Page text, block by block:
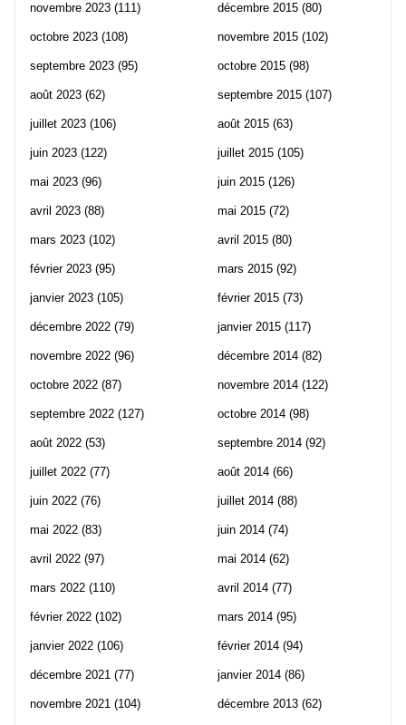
novembre 2023 (111)
octobre 2023 (108)
septembre 2023 (95)
août 2023 (62)
juillet 2023 (106)
juin 2023 (122)
mai 2023 (96)
avril 2023 (88)
mars 2023 (102)
février 2023 (95)
janvier 2023 (105)
décembre 2022 (79)
novembre 2022 (96)
octobre 2022 (87)
septembre 2022 (127)
août 2022 (53)
juillet 2022 (77)
juin 2022 (76)
mai 2022 (83)
avril 2022 (97)
mars 2022 (110)
février 2022 (102)
janvier 2022 (106)
décembre 2021 (77)
novembre 2021 (104)
décembre 2015 (80)
novembre 2015 (102)
octobre 2015 (98)
septembre 2015 (107)
août 2015 (63)
juillet 2015 (105)
juin 2015 (126)
mai 2015 (72)
avril 2015 (80)
mars 2015 (92)
février 2015 (73)
janvier 2015 (117)
décembre 2014 (82)
novembre 2014 (122)
octobre 2014 (98)
septembre 2014 (92)
août 2014 (66)
juillet 2014 (88)
juin 2014 (74)
mai 2014 (62)
avril 2014 (77)
mars 2014 (95)
février 2014 (94)
janvier 2014 (86)
décembre 2013 (62)